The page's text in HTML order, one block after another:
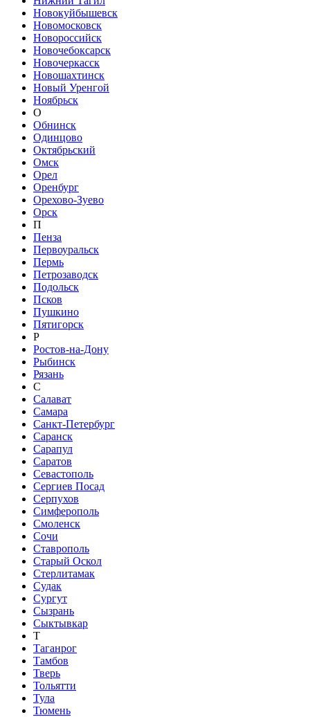
Новокуйбышевск
Новомосковск
Новороссийск
Новочебоксарск
Новочеркасск
Новошахтинск
Новый Уренгой
Ноябрьск
О
Обнинск
Одинцово
Октябрьский
Омск
Орел
Оренбург
Орехово-Зуево
Орск
П
Пенза
Первоуральск
Пермь
Петрозаводск
Подольск
Псков
Пушкино
Пятигорск
Р
Ростов-на-Дону
Рыбинск
Рязань
С
Салават
Самара
Санкт-Петербург
Саранск
Сарапул
Саратов
Севастополь
Сергиев Посад
Серпухов
Симферополь
Смоленск
Сочи
Ставрополь
Старый Оскол
Стерлитамак
Судак
Сургут
Сызрань
Сыктывкар
Т
Таганрог
Тамбов
Тверь
Тольятти
Тула
Тюмень